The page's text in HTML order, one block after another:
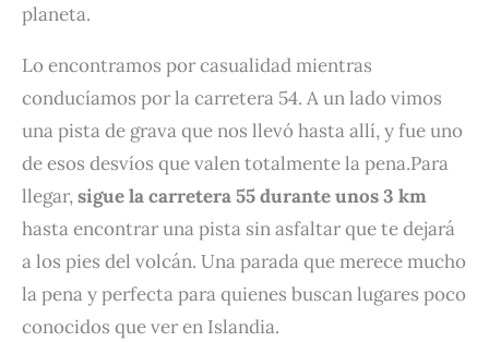
planeta.
Lo encontramos por casualidad mientras
conducíamos por la carretera 54. A un lado vimos
una pista de grava que nos llevó hasta allí, y fue uno
de esos desvíos que valen totalmente la pena.Para
llegar,sigue la carretera 55 durante unos 3 km
hasta encontrar una pista sin asfaltar que te dejará
a los pies del volcán. Una parada que merece mucho
la pena y perfecta para quienes buscan lugares poco
conocidos que ver en Islandia.